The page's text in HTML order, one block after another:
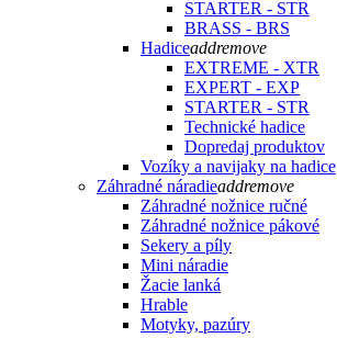
STARTER - STR
BRASS - BRS
Hadiceaddremove
EXTREME - XTR
EXPERT - EXP
STARTER - STR
Technické hadice
Dopredaj produktov
Vozíky a navijaky na hadice
Záhradné náradieaddremove
Záhradné nožnice ručné
Záhradné nožnice pákové
Sekery a píly
Mini náradie
Žacie lanká
Hrable
Motyky, pazúry